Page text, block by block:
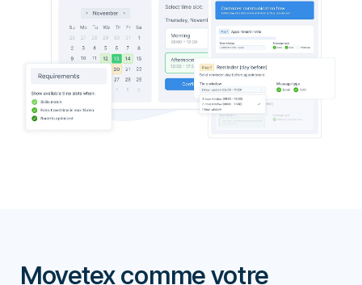
Movetex comme votre